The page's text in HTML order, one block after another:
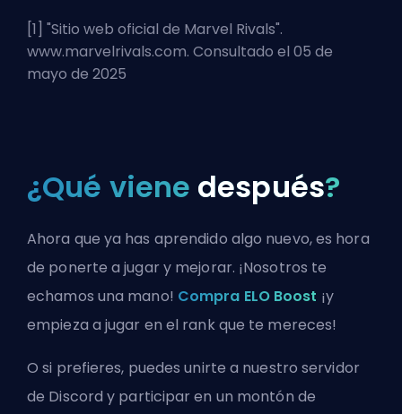
[1] "Sitio web oficial de Marvel Rivals".
www.marvelrivals.com. Consultado el 05 de
mayo de 2025
¿Qué viene después?
Ahora que ya has aprendido algo nuevo, es hora
de ponerte a jugar y mejorar. ¡Nosotros te
echamos una mano! Compra ELO Boost ¡y
empieza a jugar en el rank que te mereces!
O si prefieres, puedesunirte a nuestro servidor
de Discord y participar en un montón de